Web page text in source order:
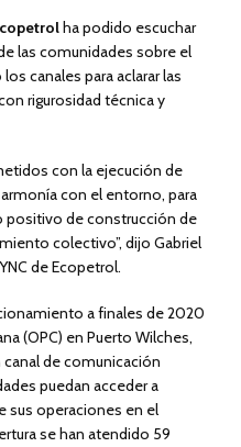
ha podido escuchar
las comunidades sobre el
canales para aclarar las
rigurosidad técnica y
con la ejecución de
con el entorno, para
positivo de construcción de
colectivo”, dijo Gabriel
de Ecopetrol.
a finales de 2020
(OPC) en Puerto Wilches,
de comunicación
puedan acceder a
sus operaciones en el
se han atendido 59